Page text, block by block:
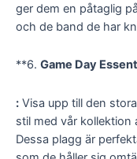
ger dem en påtaglig
och de band de har
**6. Game Day
: Visa upp till den
stil med vår
Dessa plagg är